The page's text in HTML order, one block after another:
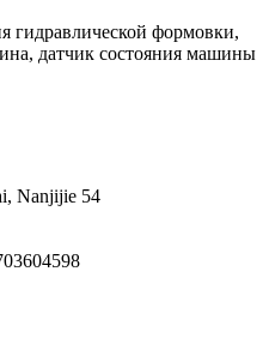
гидравлической формовки,
датчик состояния машины
Nanjijie 54